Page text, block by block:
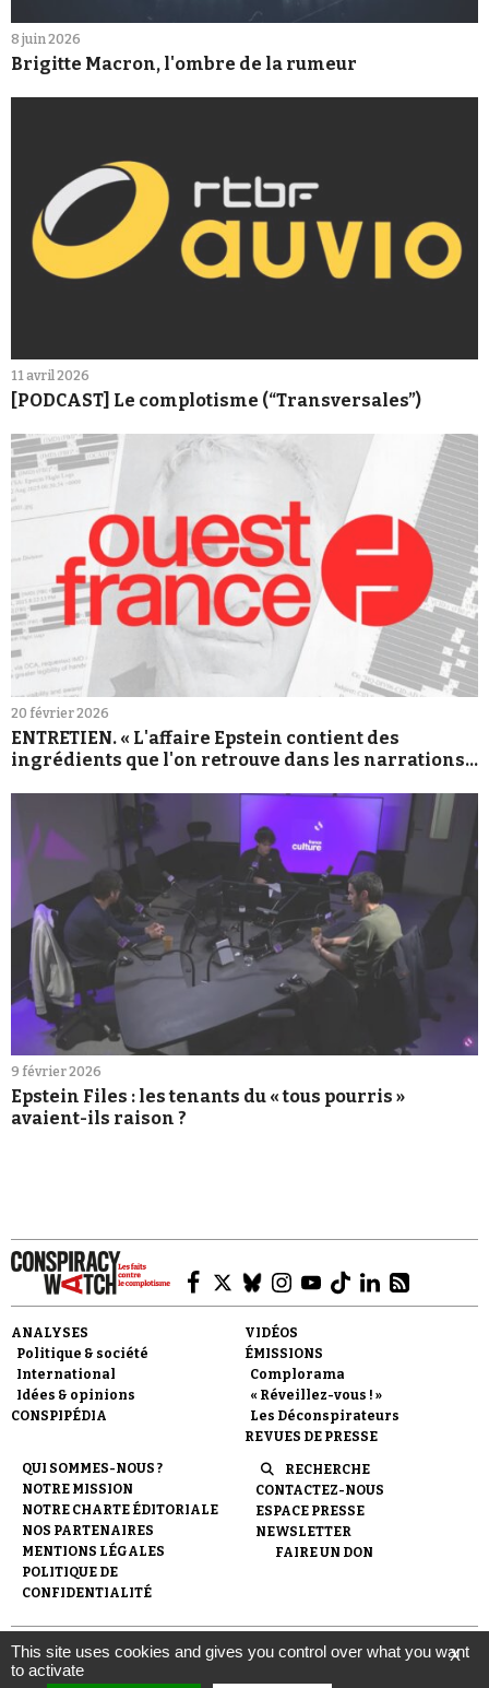
8 juin 2026
Brigitte Macron, l'ombre de la rumeur
11 avril 2026
[PODCAST] Le complotisme (“Transversales”)
20 février 2026
ENTRETIEN. « L'affaire Epstein contient des
ingrédients que l'on retrouve dans les narrations
9 février 2026
Epstein Files : les tenants du « tous pourris »
avaient-ils raison ?
ANALYSES
Politique & société
International
Idées & opinions
CONSPIPÉDIA
VIDÉOS
ÉMISSIONS
Complorama
« Réveillez-vous ! »
Les Déconspirateurs
REVUES DE PRESSE
QUI SOMMES-NOUS ?
NOTRE MISSION
NOTRE CHARTE ÉDITORIALE
NOS PARTENAIRES
MENTIONS LÉGALES
POLITIQUE DE
CONFIDENTIALITÉ
RECHERCHE
CONTACTEZ-NOUS
ESPACE PRESSE
NEWSLETTER
FAIRE UN DON
© 2007-2026Conspiracy Watch| Une réalisation de
l'Observatoire du conspirationnisme (association loi de 1901) avec
le soutien de la Fondation pour la Mémoire de la Shoah.
X
This site uses cookies and gives you control over what you want
to activate